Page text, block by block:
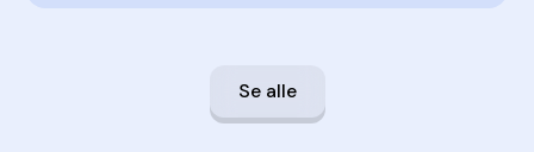
Se alle